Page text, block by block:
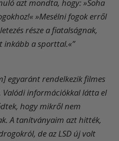
azt mondta, hogy: »Soha
»Mesélni fogok erről
része a fiatalságnak,
inkább a sporttal.«”
egyaránt rendelkezik filmes
Valódi információkkal látta el
hogy mikről nem
A tanítványaim azt hitték,
de az LSD új volt